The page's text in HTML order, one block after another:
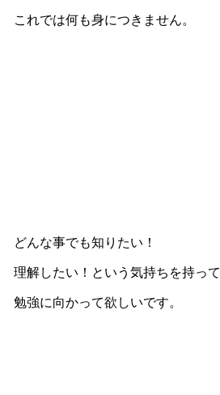
これでは何も身につきません。
どんな事でも知りたい！
理解したい！という気持ちを持って
勉強に向かって欲しいです。